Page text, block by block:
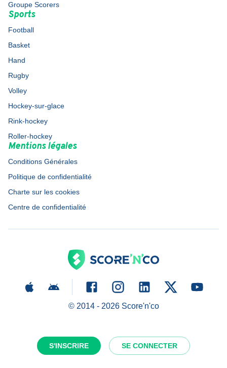
S'INSCRIRE SE CONNECTER
Groupe Scorers
Sports
Football
Basket
Hand
Rugby
Volley
Hockey-sur-glace
Rink-hockey
Roller-hockey
Mentions légales
Conditions Générales
Politique de confidentialité
Charte sur les cookies
Centre de confidentialité
© 2014 - 2026Score'n'co